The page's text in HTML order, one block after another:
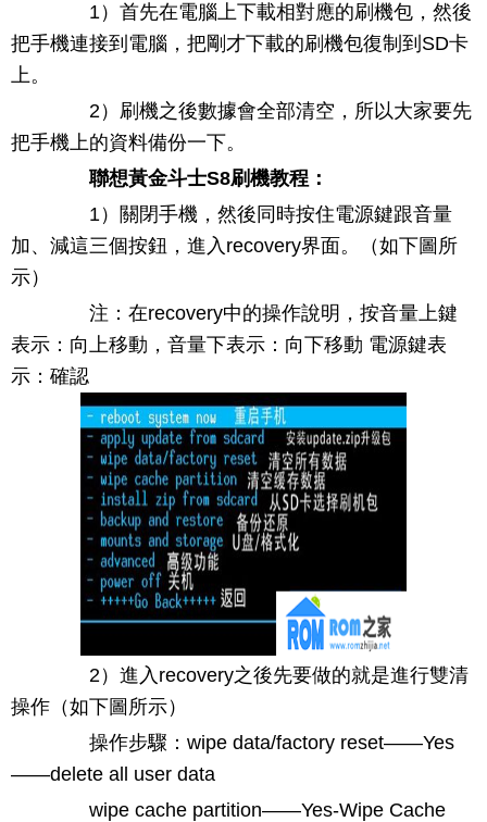
1）首先在電腦上下載相對應的刷機包，然後
把手機連接到電腦，把剛才下載的刷機包復制到SD卡
上。
2）刷機之後數據會全部清空，所以大家要先
把手機上的資料備份一下。
聯想黃金斗士S8刷機教程：
1）關閉手機，然後同時按住電源鍵跟音量
加、減這三個按鈕，進入recovery界面。（如下圖所
示）
注：在recovery中的操作說明，按音量上鍵
表示：向上移動，音量下表示：向下移動 電源鍵表
示：確認
2）進入recovery之後先要做的就是進行雙清
操作（如下圖所示）
操作步驟：wipe data/factory reset——Yes
——delete all user data
wipe cache partition——Yes-Wipe Cache